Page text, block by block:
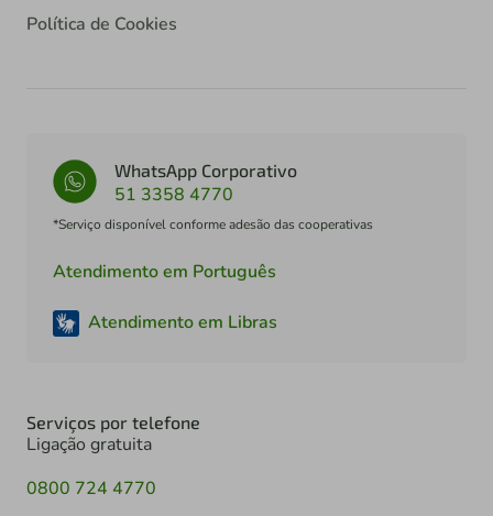
Política de Cookies
WhatsApp Corporativo
51 3358 4770
*Serviço disponível conforme adesão das cooperativas
Atendimento em Português
Atendimento em Libras
Serviços por telefone
Ligação gratuita
0800 724 4770